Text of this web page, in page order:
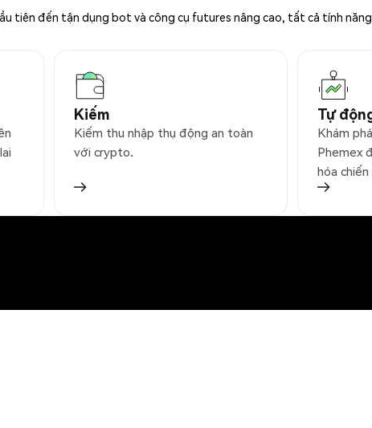
tiên đến tận dụng bot và công cụ futures nâng cao, tất cả tính
Kiếm
Kiếm thu nhập thụ động an toàn
với crypto.
Tự
Khám
Phemex
hóa